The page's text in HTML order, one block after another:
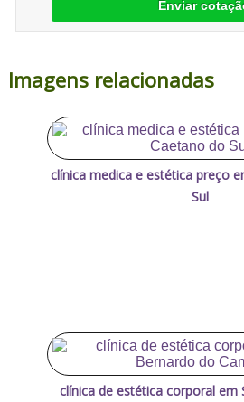
Enviar
Imagens relacionadas
clínica medica e estética preço
Sul
clínica de estética corporal em